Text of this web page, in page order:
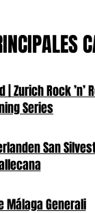
Zurich Rock ’n’
Series
San
Málaga Generali